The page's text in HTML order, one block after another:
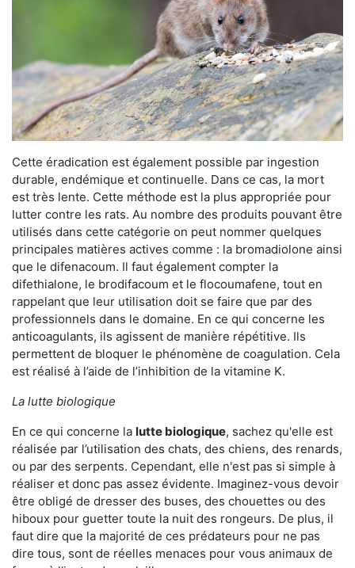
Cette éradication est également possible par ingestion
durable, endémique et continuelle. Dans ce cas, la mort
est très lente. Cette méthode est la plus appropriée pour
lutter contre les rats. Au nombre des produits pouvant être
utilisés dans cette catégorie on peut nommer quelques
principales matières actives comme : la bromadiolone ainsi
que le difenacoum. Il faut également compter la
difethialone, le brodifacoum et le flocoumafene, tout en
rappelant que leur utilisation doit se faire que par des
professionnels dans le domaine. En ce qui concerne les
anticoagulants, ils agissent de manière répétitive. Ils
permettent de bloquer le phénomène de coagulation. Cela
est réalisé à l’aide de l’inhibition de la vitamine K.
La lutte biologique
En ce qui concerne la lutte biologique, sachez qu'elle est
réalisée par l’utilisation des chats, des chiens, des renards,
ou par des serpents. Cependant, elle n'est pas si simple à
réaliser et donc pas assez évidente. Imaginez-vous devoir
être obligé de dresser des buses, des chouettes ou des
hiboux pour guetter toute la nuit des rongeurs. De plus, il
faut dire que la majorité de ces prédateurs pour ne pas
dire tous, sont de réelles menaces pour vous animaux de